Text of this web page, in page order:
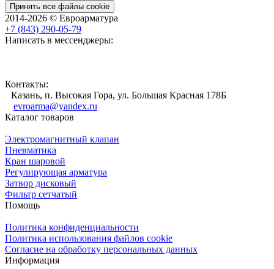
Принять все файлы cookie
2014-2026 © Евроарматура
+7 (843) 290-05-79
Написать в мессенджеры:
Контакты:
Казань, п. Высокая Гора, ул. Большая Красная 178Б
evroarma@yandex.ru
Каталог товаров
Электромагнитный клапан
Пневматика
Кран шаровой
Регулирующая арматура
Затвор дисковый
Фильтр сетчатый
Помощь
Политика конфиденциальности
Политика использования файлов cookie
Согласие на обработку персональных данных
Информация